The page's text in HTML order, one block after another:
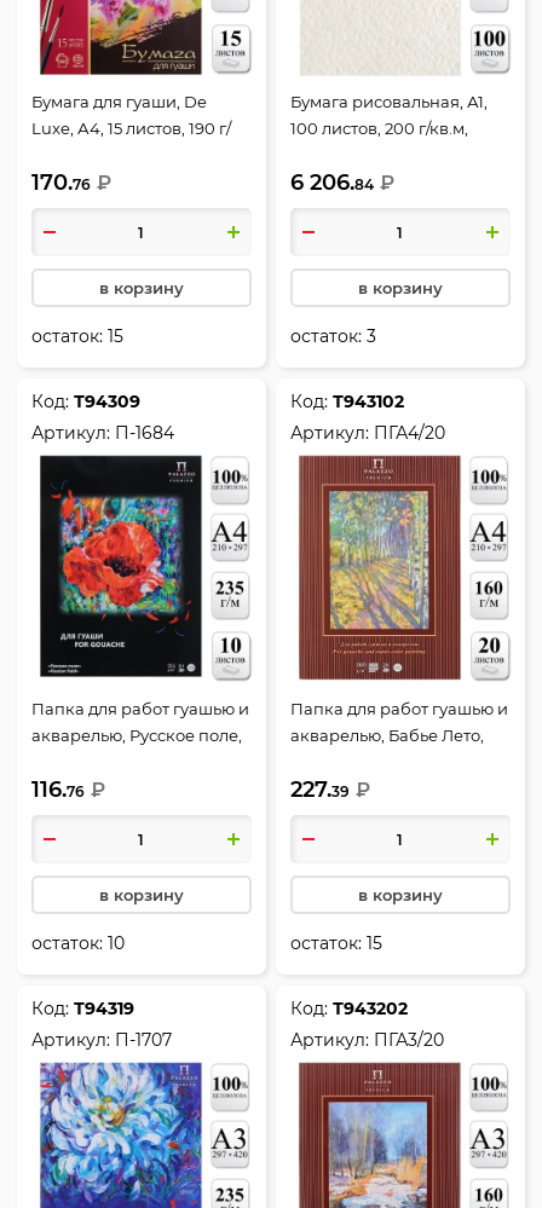
Бумага для гуаши, De
Luxe, А4, 15 листов, 190 г/
Луч, 32С 2081-08
170.76 ₽
в корзину
остаток:15
Бумага рисовальная, А1,
100 листов, 200 г/кв.м,
6 206.84 ₽
в корзину
остаток:3
Код:Т94309
Артикул: П-1684
Папка для работ гуашью и
акварелью, Русское поле,
цвет белый, Лилия
Холдинг, П-1684
116.76 ₽
в корзину
остаток:10
Код:Т943102
Артикул: ПГА4/20
Папка для работ гуашью и
акварелью, Бабье Лето,
цвет белый, Лилия
Холдинг, ПГА4/20
227.39 ₽
в корзину
остаток:15
Код:Т94319
Артикул: П-1707
Код:Т943202
Артикул: ПГА3/20